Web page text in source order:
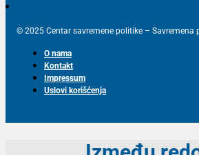
© 2025 Centar savremene politike – Savremena
O nama
Kontakt
Impressum
Uslovi korišćenja